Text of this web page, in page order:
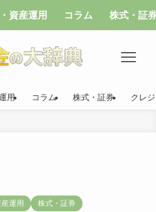
資産運用 コラム 株式・証
用 コラム 株式・証券 クレ
運用 株式・証券